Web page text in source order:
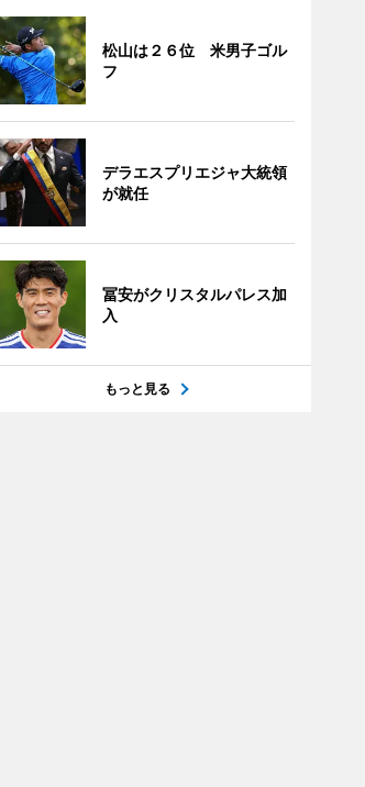
松山は２６位 米男子ゴル
フ
デラエスプリエジャ大統領
が就任
冨安がクリスタルパレス加
入
もっと見る